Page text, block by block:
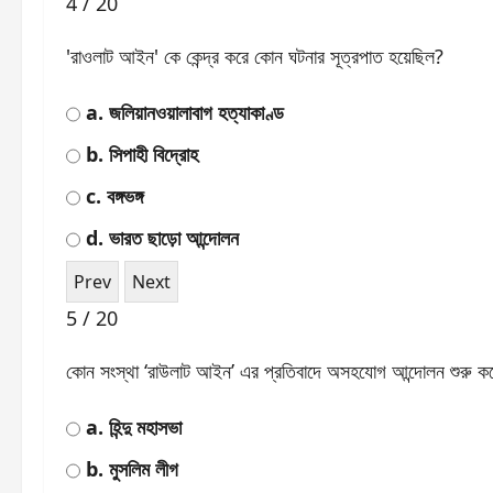
'রাওলাট আইন' কে কেন্দ্র করে কোন ঘটনার সূত্রপাত হয়েছিল?
a. জলিয়ানওয়ালাবাগ হত্যাকাণ্ড
b. সিপাহী বিদ্রোহ
c. বঙ্গভঙ্গ
d. ভারত ছাড়ো আন্দোলন
5 / 20
কোন সংস্থা ‘রাউলাট আইন’ এর প্রতিবাদে অসহযোগ আন্দোলন শুরু
a. হিন্দু মহাসভা
b. মুসলিম লীগ